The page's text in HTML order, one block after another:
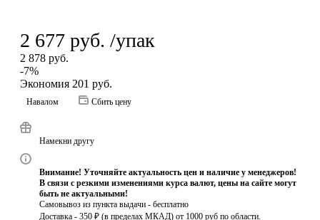
2 677 руб. /упак
2 878 руб.
-7%
Экономия 201 руб.
Навалом Сбить цену
Намекни другу
Внимание! Уточняйте актуальность цен и наличие у менеджеров!
В связи с резкими изменениями курса валют, цены на сайте могут
быть не актуальными!
Самовывоз из пункта выдачи - бесплатно
Доставка - 350 ₽ (в пределах МКАД) от 1000 руб по области.